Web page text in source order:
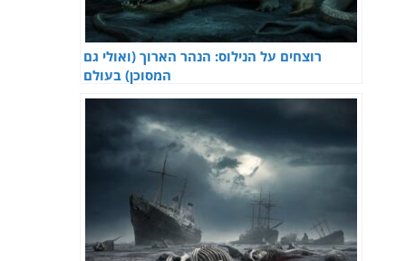
רוצחים על הנילוס: הנהר הארוך (ואולי גם
המסוכן) בעולם